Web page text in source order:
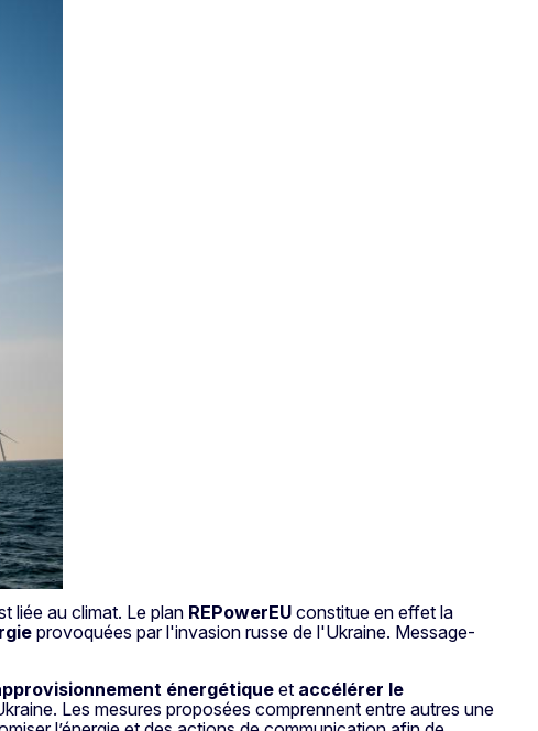
liée au climat. Le plan REPowerEU constitue en effet la
provoquées par l'invasion russe de l'Ukraine. Message-
énergétique et accélérer le
Les mesures proposées comprennent entre autres une